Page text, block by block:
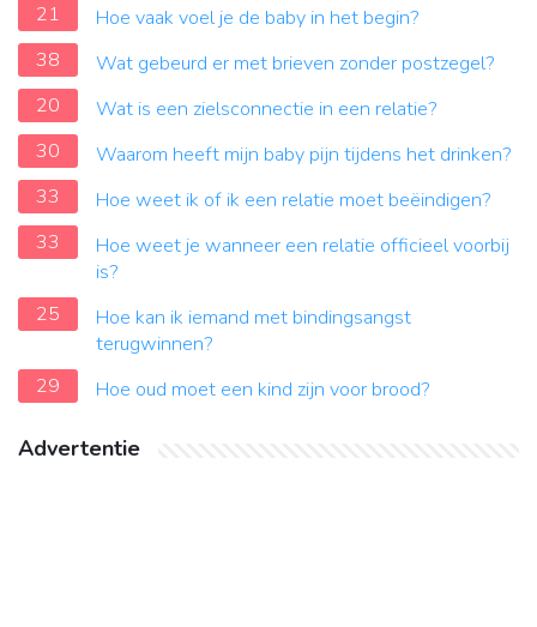
21
Hoe vaak voel je de baby in het begin?
38
Wat gebeurd er met brieven zonder postzegel?
20
Wat is een zielsconnectie in een relatie?
30
Waarom heeft mijn baby pijn tijdens het drinken?
33
Hoe weet ik of ik een relatie moet beëindigen?
33
Hoe weet je wanneer een relatie officieel voorbij
is?
25
Hoe kan ik iemand met bindingsangst
terugwinnen?
29
Hoe oud moet een kind zijn voor brood?
Advertentie